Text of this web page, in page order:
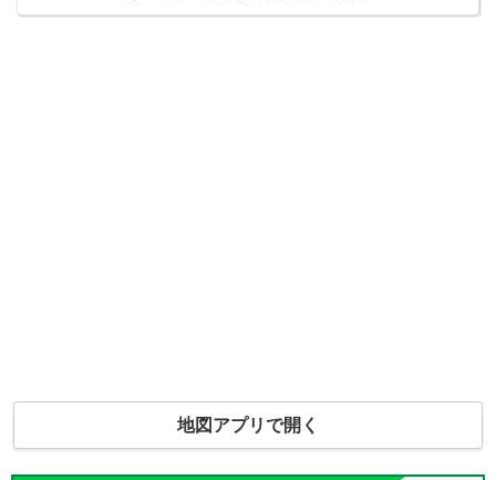
地図アプリで開く